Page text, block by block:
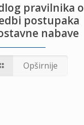
pravilnika o
postupaka
nabave
Opširnije